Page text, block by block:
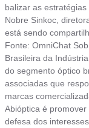
balizar as
Nobre Sinkoc,
está sendo
Fonte: OmniChat
Brasileira da
do segmento óptico
associadas que
marcas
Abióptica é
defesa dos